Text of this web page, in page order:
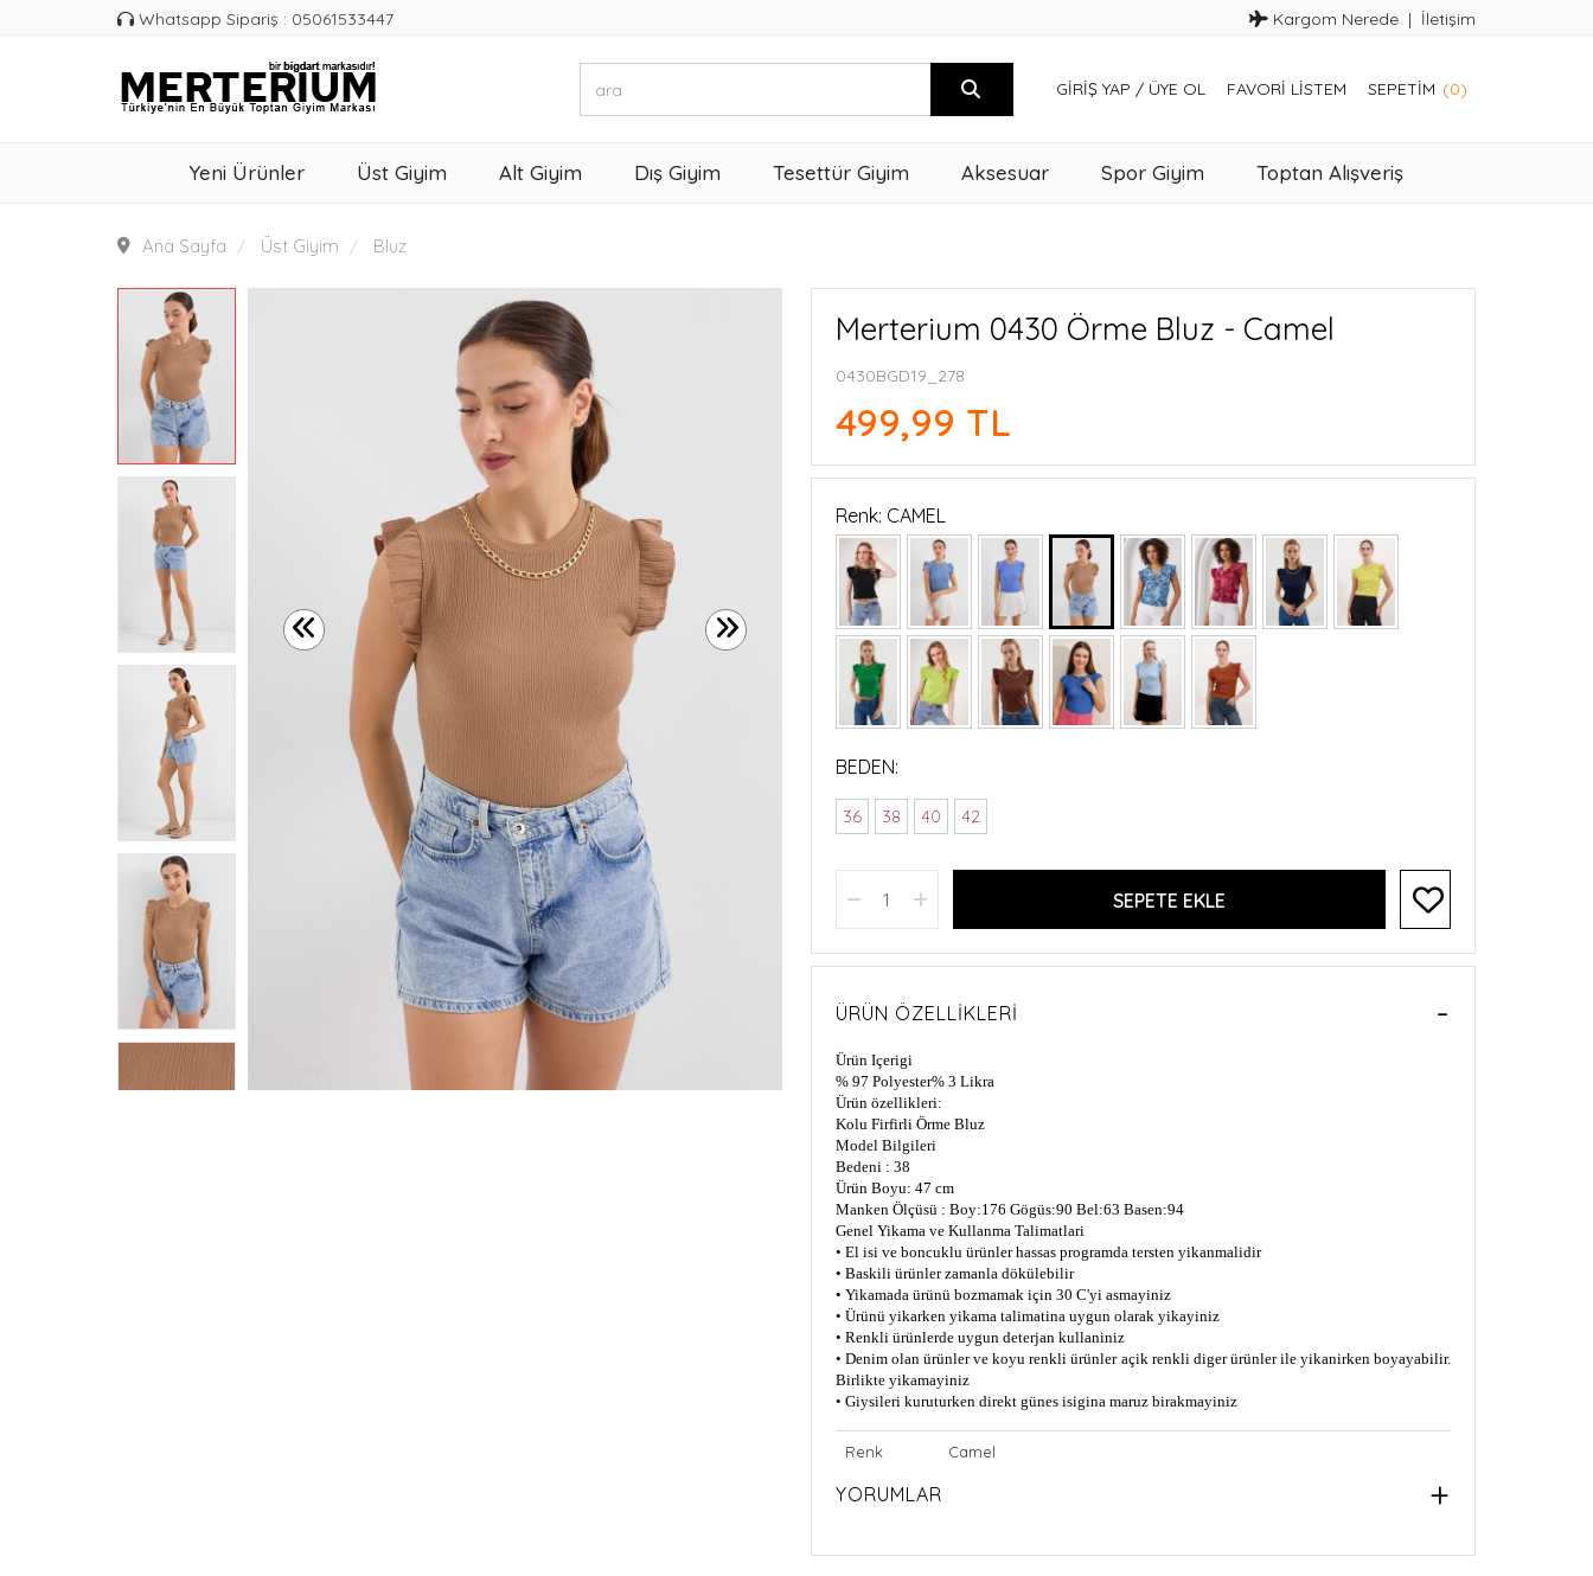
Whatsapp Sipariş : 05061533447 Kargom Nerede İletişim
GIRIŞ YAP / ÜYE OL FAVORI LISTEM SEPETIM (0)
Yeni Ürünler Üst Giyim Alt Giyim Dış Giyim Tesettür Giyim Aksesuar Spor Giyim Toptan Alışveriş
Ana Sayfa Üst Giyim Bluz
Merterium 0430 Örme Bluz - Camel
0430BGD19_278
499,99 TL
Renk: CAMEL
BEDEN:
36 38 40 42
SEPETE EKLE
ÜRÜN ÖZELLIKLERI
Ürün Içerigi
% 97 Polyester% 3 Likra
Ürün özellikleri:
Kolu Firfirli Örme Bluz
Model Bilgileri
Bedeni : 38
Ürün Boyu: 47 cm
Manken Ölçüsü : Boy:176 Gögüs:90 Bel:63 Basen:94
Genel Yikama ve Kullanma Talimatlari
• El isi ve boncuklu ürünler hassas programda tersten yikanmalidir
• Baskili ürünler zamanla dökülebilir
• Yikamada ürünü bozmamak için 30 C'yi asmayiniz
• Ürünü yikarken yikama talimatina uygun olarak yikayiniz
• Renkli ürünlerde uygun deterjan kullaniniz
• Denim olan ürünler ve koyu renkli ürünler açik renkli diger ürünler ile yikanirken boyayabilir.
Birlikte yikamayiniz
• Giysileri kuruturken direkt günes isigina maruz birakmayiniz
Renk Camel
YORUMLAR